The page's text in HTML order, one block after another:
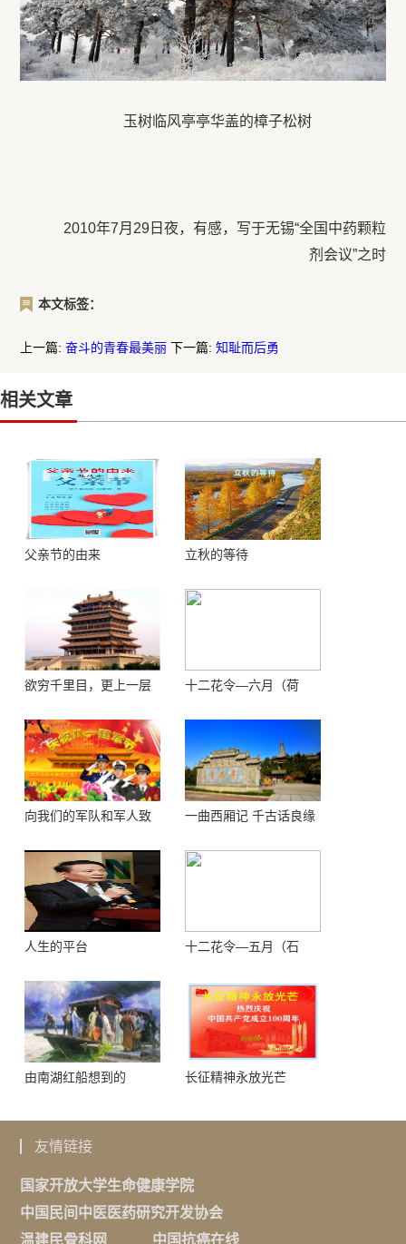
玉树临风亭亭华盖的樟子松树
2010年7月29日夜，有感，写于无锡“全国中药颗粒
剂会议”之时
本文标签：
上一篇:奋斗的青春最美丽 下一篇:知耻而后勇
相关文章
父亲节的由来 立秋的等待
欲穷千里目，更上一层
十二花令—六月（荷
向我们的军队和军人致
一曲西厢记 千古话良缘
人生的平台
十二花令—五月（石
由南湖红船想到的 长征精神永放光芒
友情链接
国家开放大学生命健康学院
中国民间中医医药研究开发协会
温建民骨科网
中国抗癌在线